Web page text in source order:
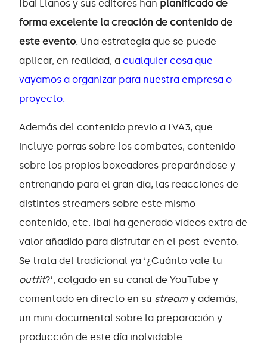
Ibai Llanos y sus editores han planificado de
forma excelente la creación de contenido de
este evento. Una estrategia que se puede
aplicar, en realidad, acualquier cosa que
vayamos a organizar para nuestra empresa o
proyecto.
Además del contenido previo a LVA3, que
incluye porras sobre los combates, contenido
sobre los propios boxeadores preparándose y
entrenando para el gran día, las reacciones de
distintos streamers sobre este mismo
contenido, etc. Ibai ha generado vídeos extra de
valor añadido para disfrutar en el post-evento.
Se trata del tradicional ya ‘¿Cuánto vale tu
outfit?’, colgado en su canal de YouTube y
comentado en directo en su stream y además,
un mini documental sobre la preparación y
producción de este día inolvidable.